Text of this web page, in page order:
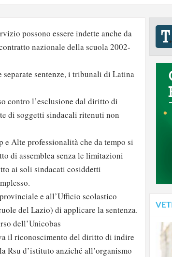
possono essere indette anche da
nazionale della scuola 2002-
separate sentenze, i tribunali di Latina
contro l’esclusione dal diritto di
di soggetti sindacali ritenuti non
e Alte professionalità che da tempo si
di assemblea senza le limitazioni
ai soli sindacati cosiddetti
e all’Ufficio scolastico
del Lazio) di applicare la sentenza.
dell’Unicobas
il riconoscimento del diritto di indire
Rsu d’istituto anziché all’organismo